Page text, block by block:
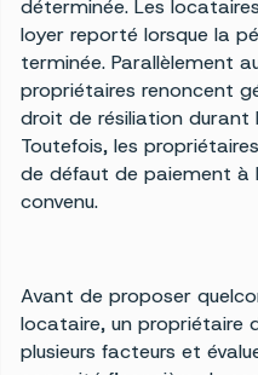
déterminée. Les
loyer reporté lorsque la
terminée. Parallèlement
propriétaires renoncent
droit de résiliation durant
Toutefois, les
de défaut de paiement à
convenu.
Avant de proposer
locataire, un propriétaire
plusieurs facteurs et